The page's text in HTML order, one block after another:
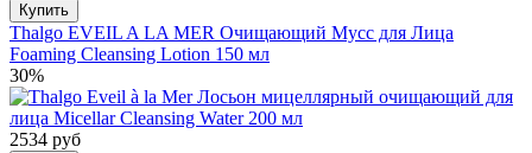
Купить
Thalgo EVEIL A LA MER Очищающий Мусс для Лица
Foaming Cleansing Lotion 150 мл
30%
2534 руб